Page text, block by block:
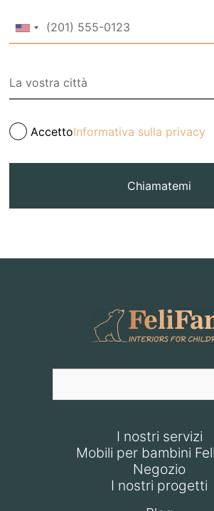
AccettoInformativa sulla privacy
Chiamatemi
I nostri servizi
Mobili per bambini
Negozio
I nostri progetti